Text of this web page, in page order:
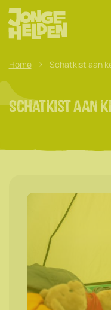
Home > Schatkist aan
Schatkist aan